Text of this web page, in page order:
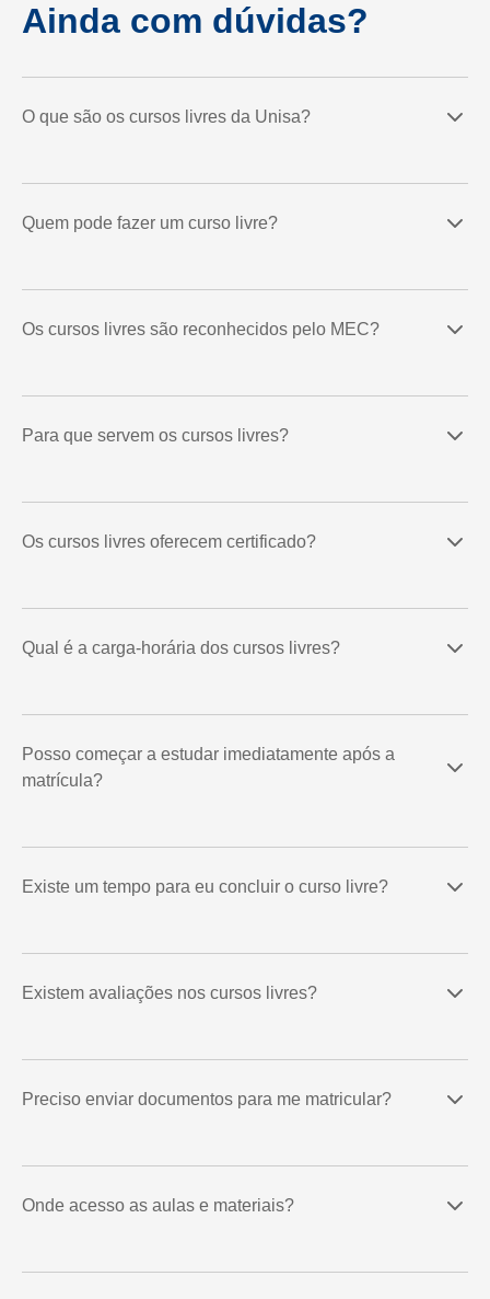
Ainda com dúvidas?
O que são os cursos livres da Unisa?
Quem pode fazer um curso livre?
Os cursos livres são reconhecidos pelo MEC?
Para que servem os cursos livres?
Os cursos livres oferecem certificado?
Qual é a carga-horária dos cursos livres?
Posso começar a estudar imediatamente após a
matrícula?
Existe um tempo para eu concluir o curso livre?
Existem avaliações nos cursos livres?
Preciso enviar documentos para me matricular?
Onde acesso as aulas e materiais?